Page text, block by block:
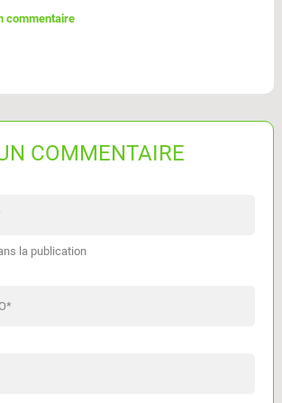
commentaire
COMMENTAIRE
la publication
*